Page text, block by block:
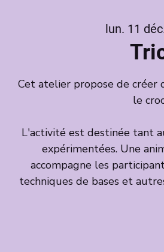
lun. 11
Cet atelier propose de
le
L'activité est destinée tant
expérimentées. Une
accompagne les
techniques de bases et